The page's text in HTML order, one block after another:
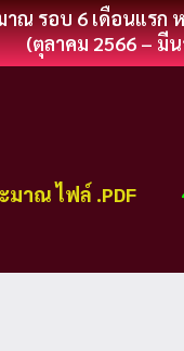
าณ รอบ 6 เดือนแร
(ตุลาคม 2566 – มี
มาณ ไฟล์ .PDF